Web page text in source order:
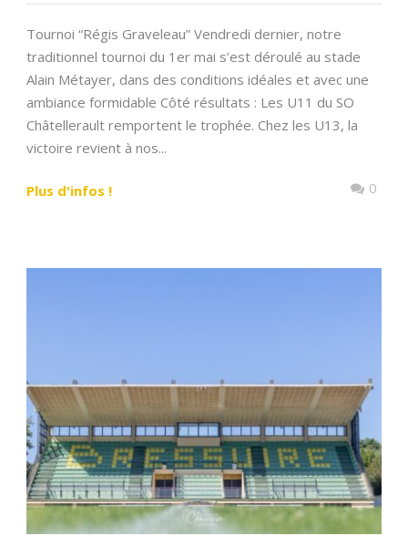
Tournoi “Régis Graveleau” Vendredi dernier, notre
traditionnel tournoi du 1er mai s’est déroulé au stade
Alain Métayer, dans des conditions idéales et avec une
ambiance formidable Côté résultats : Les U11 du SO
Châtellerault remportent le trophée. Chez les U13, la
victoire revient à nos...
Plus d'infos ! 0